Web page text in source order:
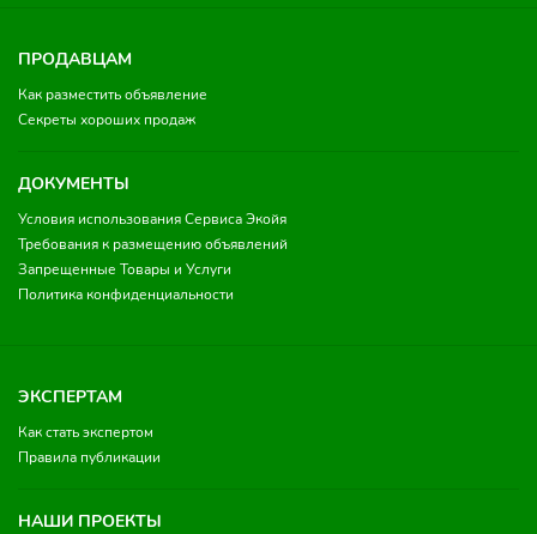
ПРОДАВЦАМ
Как разместить объявление
Секреты хороших продаж
ДОКУМЕНТЫ
Условия использования Сервиса Экойя
Требования к размещению объявлений
Запрещенные Товары и Услуги
Политика конфиденциальности
ЭКСПЕРТАМ
Как стать экспертом
Правила публикации
НАШИ ПРОЕКТЫ